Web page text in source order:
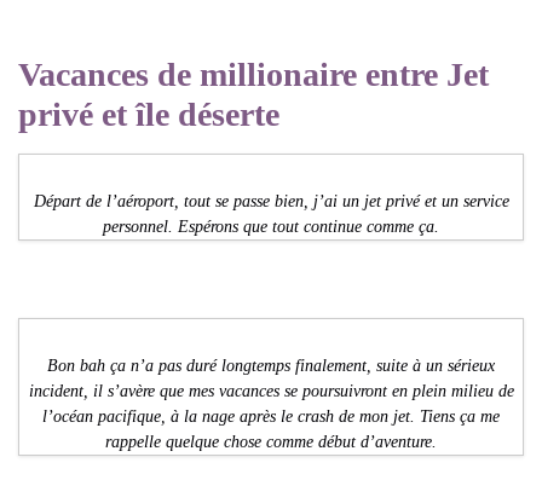
Vacances de millionaire entre Jet
privé et île déserte
Départ de l’aéroport, tout se passe bien, j’ai un jet privé et un service
personnel. Espérons que tout continue comme ça.
Bon bah ça n’a pas duré longtemps finalement, suite à un sérieux
incident, il s’avère que mes vacances se poursuivront en plein milieu de
l’océan pacifique, à la nage après le crash de mon jet. Tiens ça me
rappelle quelque chose comme début d’aventure.